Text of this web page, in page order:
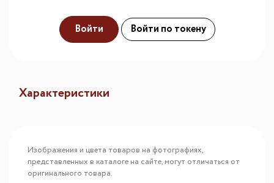
Войти Войти по токену
Характеристики
Изображения и цвета товаров на фотографиях,
представленных в каталоге на сайте, могут отличаться от
оригинального товара.